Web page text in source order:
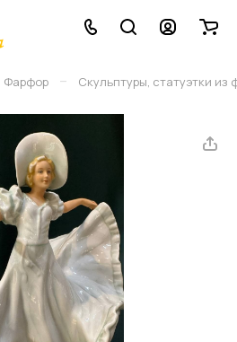
Фарфор – Скульптуры, статуэтки из